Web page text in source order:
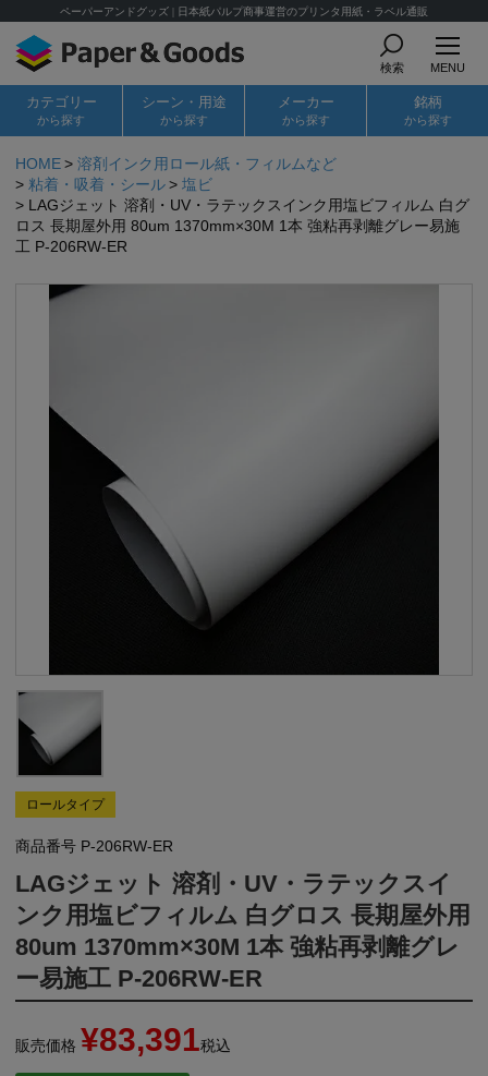
ペーパーアンドグッズ | 日本紙パルプ商事運営のプリンタ用紙・ラベル通販
検索 MENU
カテゴリー
から探す
シーン・用途
から探す
メーカー
から探す
銘柄
から探す
HOME
溶剤インク用ロール紙・フィルムなど
粘着・吸着・シール
塩ビ
LAGジェット 溶剤・UV・ラテックスインク用塩ビフィルム 白グ
ロス 長期屋外用 80um 1370mm×30M 1本 強粘再剥離グレー易施
工 P-206RW-ER
ロールタイプ
商品番号 P-206RW-ER
LAGジェット 溶剤・UV・ラテックスイ
ンク用塩ビフィルム 白グロス 長期屋外用
80um 1370mm×30M 1本 強粘再剥離グレ
ー易施工 P-206RW-ER
販売価格 ¥83,391税込